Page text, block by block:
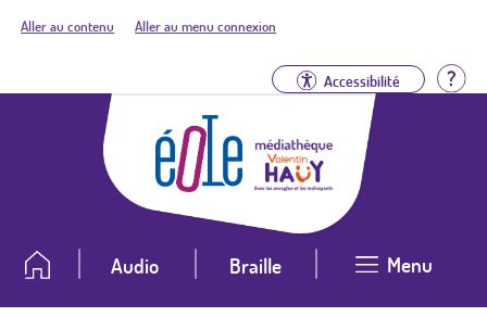
Aller au contenu Aller au menu connexion
Accessibilité
Audio Braille Menu